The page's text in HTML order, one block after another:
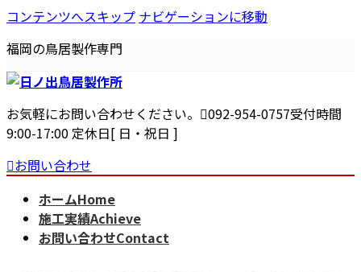
コンテンツへスキップ ナビゲーションに移動
福岡の鳥居製作専門
お気軽にお問い合わせください。 092-954-0757受付時間
9:00-17:00 定休日[ 日・祝日 ]
お問い合わせ
ホームHome
施工実績Achieve
お問い合わせContact